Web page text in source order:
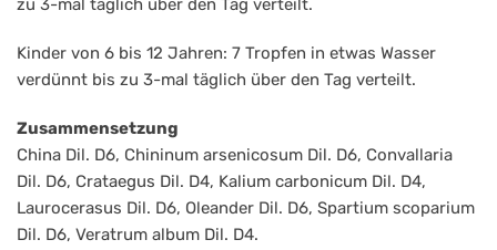
zu 3-mal täglich über den Tag verteilt.
Kinder von 6 bis 12 Jahren: 7 Tropfen in etwas Wasser
verdünnt bis zu 3-mal täglich über den Tag verteilt.
Zusammensetzung
China Dil. D6, Chininum arsenicosum Dil. D6, Convallaria
Dil. D6, Crataegus Dil. D4, Kalium carbonicum Dil. D4,
Laurocerasus Dil. D6, Oleander Dil. D6, Spartium scoparium
Dil. D6, Veratrum album Dil. D4.